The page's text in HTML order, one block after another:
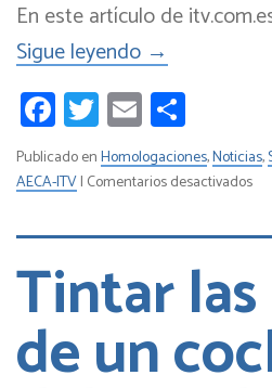
En este artículo de
Sigue leyendo →
Facebook
Twitter
Email
Publicado enHomologaciones,Noticias,
AECA-ITV| Comentarios desactivadosen
de
ITV
Tintar
de un